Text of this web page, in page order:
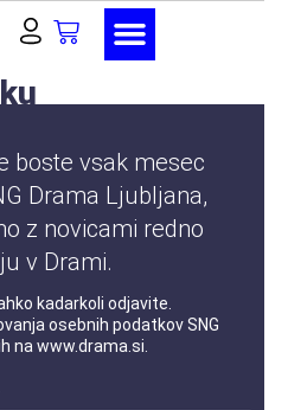
boste vsak mesec
Drama Ljubljana,
z novicami redno
v Drami.
kadarkoli odjavite.
osebnih podatkovSNG
na www.drama.si